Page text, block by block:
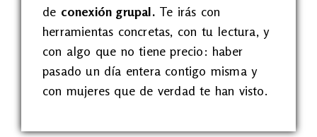
de conexión grupal.Te irás con
herramientas concretas, con tu lectura, y
con algo que no tiene precio: haber
pasado un día entera contigo misma y
con mujeres que de verdad te han visto.